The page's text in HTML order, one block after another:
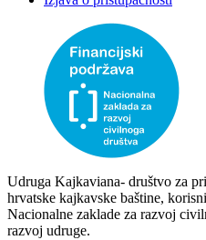
Udruga Kajkaviana- društvo za
hrvatske kajkavske baštine,
Nacionalne zaklade za razvoj
razvoj udruge.